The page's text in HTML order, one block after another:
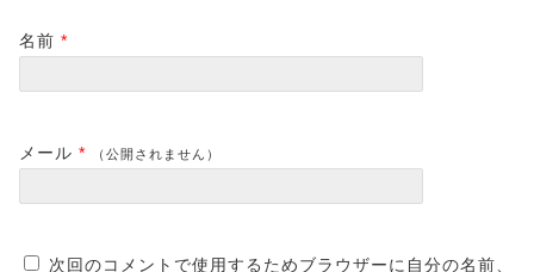
名前 *
メール * （公開されません）
次回のコメントで使用するためブラウザーに自分の名前、